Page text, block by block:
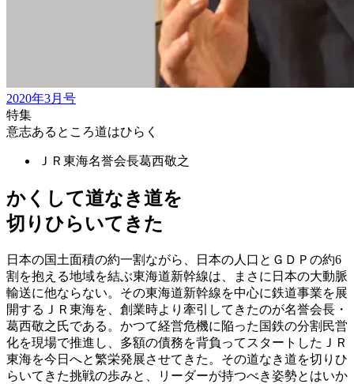
2020年3月号
特集
意志あるところ道はひらく
ＪＲ東海名誉会長葛󠄀西敬之
かくして道なき道を
切りひらいてきた
日本の国土面積の約一割ながら、日本の人口とＧＤＰの約6
割を抱える地域を結ぶ東海道新幹線は、まさに日本の大動脈
輸送に他ならない。その東海道新幹線を中心に鉄道事業を展
開するＪＲ東海を、創業時より牽引してきたのが名誉会長・
葛西敬之氏である。かつて経営危機に陥った国鉄の分割民営
化を現場で推進し、多額の債務を背負ってスタートしたＪＲ
東海を今日へと繁栄発展させてきた。その道なき道を切りひ
らいてきた挑戦の歩みと、リーダーが持つべき姿勢とはいか